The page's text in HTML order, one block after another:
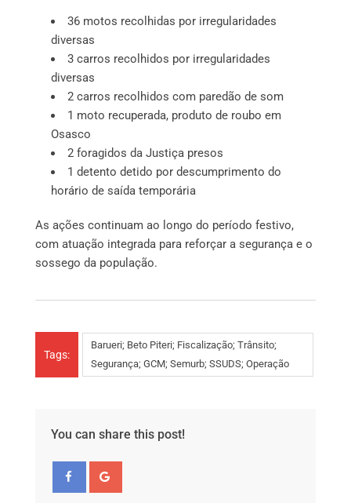
36 motos recolhidas por irregularidades
diversas
3 carros recolhidos por irregularidades
diversas
2 carros recolhidos com paredão de som
1 moto recuperada, produto de roubo em
Osasco
2 foragidos da Justiça presos
1 detento detido por descumprimento do
horário de saída temporária
As ações continuam ao longo do período festivo,
com atuação integrada para reforçar a segurança e o
sossego da população.
Tags:
Barueri; Beto Piteri; Fiscalização; Trânsito;
Segurança; GCM; Semurb; SSUDS; Operação
You can share this post!